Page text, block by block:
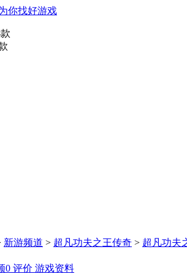
款
新游频道 > 超凡功夫之王传奇 > 超凡功夫
0 评价 游戏资料